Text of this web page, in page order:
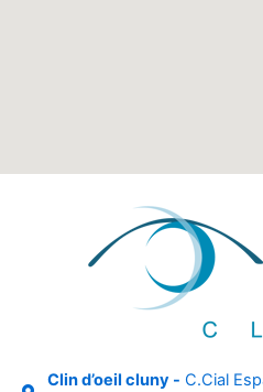
Clin d’oeil cluny - C.Cial